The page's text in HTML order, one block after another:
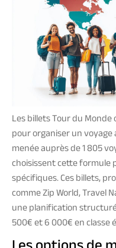
Les billets Tour du
pour organiser un
menée auprès de 1 805
choisissent cette formule
spécifiques. Ces billets,
comme Zip World, Travel
une planification
500€ et 6 000€ en classe